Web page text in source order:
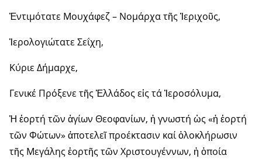
Ἐντιμότατε Μουχάφεζ – Νομάρχα τῆς Ἱεριχοῦς,
Ἱερολογιώτατε Σεΐχη,
Κύριε Δήμαρχε,
Γενικέ Πρόξενε τῆς Ἑλλάδος εἰς τά Ἱεροσόλυμα,
Ἡ ἑορτή τῶν ἁγίων Θεοφανίων, ἡ γνωστή ὡς «ἡ ἑορτή
τῶν Φώτων» ἀποτελεῖ προέκτασιν καί ὁλοκλήρωσιν
τῆς Μεγάλης ἑορτῆς τῶν Χριστουγέννων, ἡ ὁποία